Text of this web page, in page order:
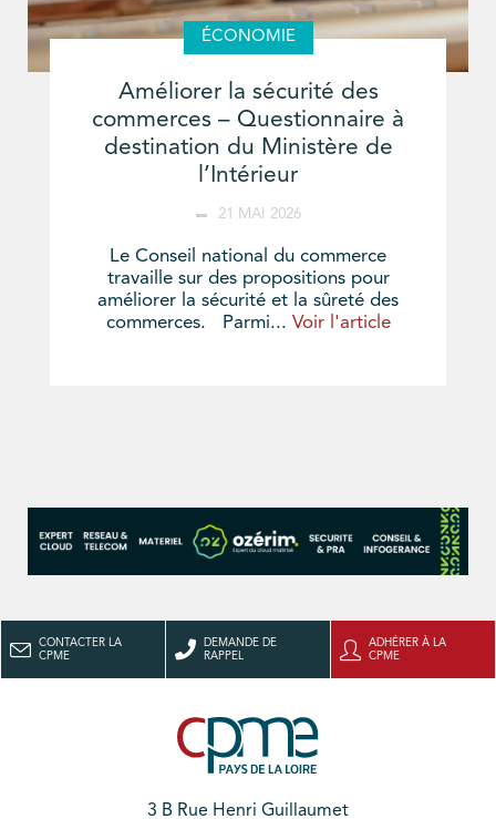
ÉCONOMIE
Améliorer la sécurité des
commerces – Questionnaire à
destination du Ministère de
l’Intérieur
21 MAI 2026
Le Conseil national du commerce
travaille sur des propositions pour
améliorer la sécurité et la sûreté des
commerces. Parmi... Voir l'article
CONTACTER LA
CPME
DEMANDE DE
RAPPEL
ADHÉRER À LA
CPME
3 B Rue Henri Guillaumet